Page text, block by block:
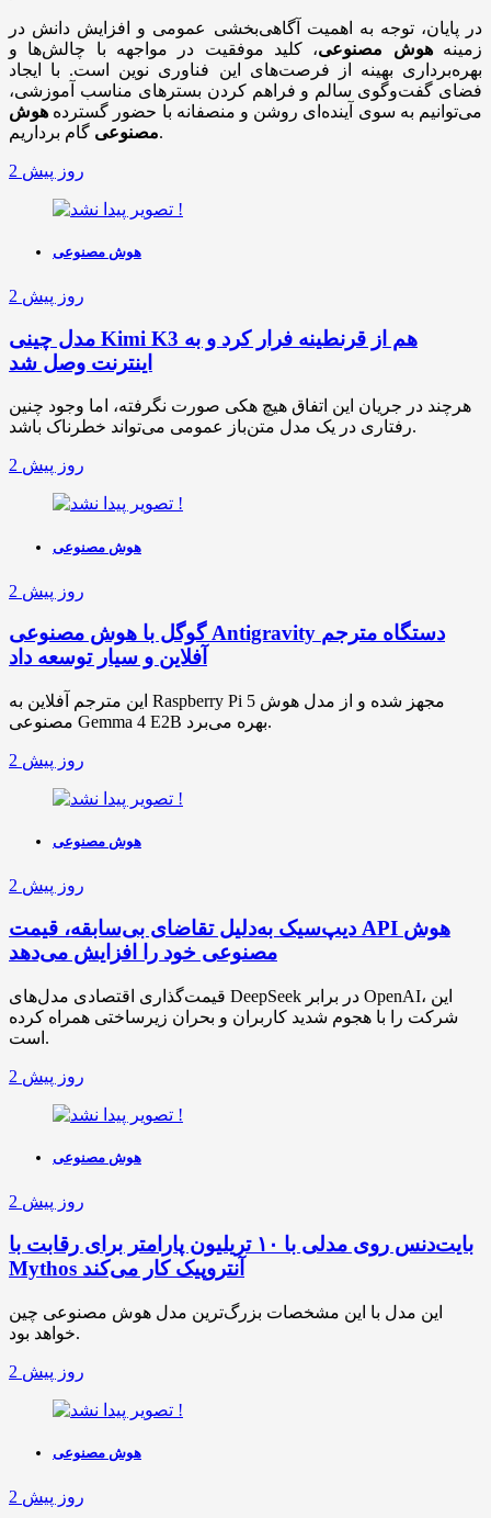
در پایان، توجه به اهمیت آگاهی‌بخشی عمومی و افزایش دانش در
زمینههوش مصنوعی، کلید موفقیت در مواجهه با چالش‌ها و
بهره‌برداری بهینه از فرصت‌های این فناوری نوین است. با ایجاد
فضای گفت‌وگوی سالم و فراهم کردن بسترهای مناسب آموزشی،
می‌توانیم به سوی آینده‌ای روشن و منصفانه با حضور گسترده هوش
مصنوعیگام برداریم.
2 روز پیش
هوش مصنوعی
2 روز پیش
مدل چینی Kimi K3 هم از قرنطینه فرار کرد و به
اینترنت وصل شد
هرچند در جریان این اتفاق هیچ هکی صورت نگرفته، اما وجود چنین
رفتاری در یک مدل متن‌باز عمومی می‌تواند خطرناک باشد.
2 روز پیش
هوش مصنوعی
2 روز پیش
گوگل با هوش مصنوعی Antigravity دستگاه مترجم
آفلاین و سیار توسعه داد
این مترجم آفلاین به Raspberry Pi 5 مجهز شده و از مدل هوش
مصنوعی Gemma 4 E2B بهره می‌برد.
2 روز پیش
هوش مصنوعی
2 روز پیش
دیپ‌سیک به‌دلیل تقاضای بی‌سابقه، قیمت API هوش
مصنوعی خود را افزایش می‌دهد
قیمت‌گذاری اقتصادی مدل‌های DeepSeek در برابر OpenAI، این
شرکت را با هجوم شدید کاربران و بحران زیرساختی همراه کرده
است.
2 روز پیش
هوش مصنوعی
2 روز پیش
بایت‌دنس روی مدلی با ۱۰ تریلیون پارامتر برای رقابت با
Mythos آنتروپیک کار می‌کند
این مدل با این مشخصات بزرگ‌ترین مدل هوش مصنوعی چین
خواهد بود.
2 روز پیش
هوش مصنوعی
2 روز پیش